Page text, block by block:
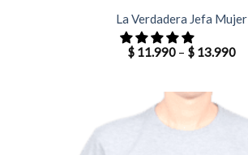
La Verdadera Jefa Mujer
$ 11.990 – $ 13.990